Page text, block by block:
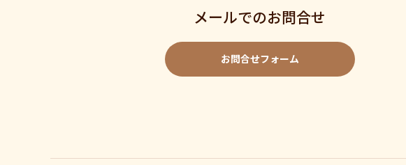
メールでのお問合せ
お問合せフォーム